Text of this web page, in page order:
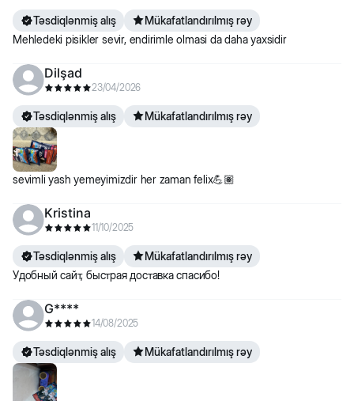
Təsdiqlənmiş alış
Mükafatlandırılmış rəy
Mehledeki pisikler sevir, endirimle olmasi da daha yaxsidir
Dilşad
23/04/2026
Təsdiqlənmiş alış Mükafatlandırılmış rəy
sevimli yash yemeyimizdir her zaman felix💪🏽
Kristina
11/10/2025
Təsdiqlənmiş alış
Mükafatlandırılmış rəy
Удобный сайт, быстрая доставка спасибо!
G****
14/08/2025
Təsdiqlənmiş alış Mükafatlandırılmış rəy